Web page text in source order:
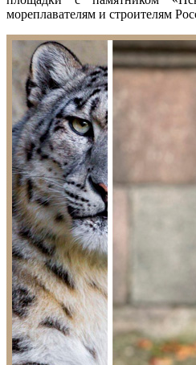
мореплавателям и строителям